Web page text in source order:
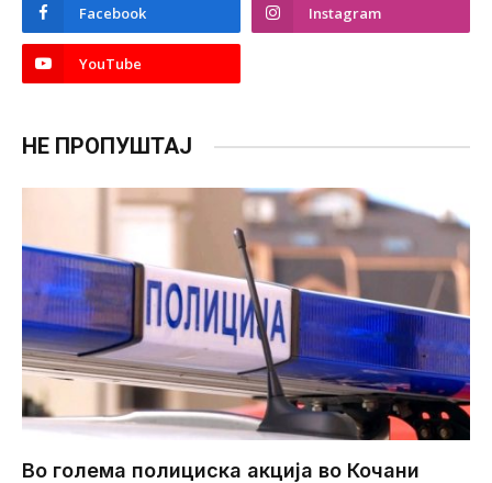
Facebook Instagram
YouTube
НЕ ПРОПУШТАЈ
Во голема полициска акција во Кочани